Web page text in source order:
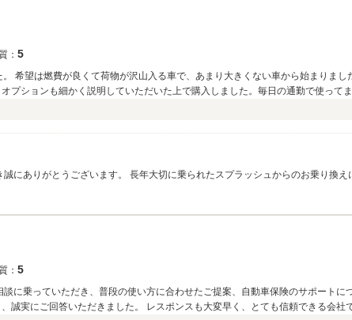
： 5
希望は燃費が良くて荷物が沢山入る車で、あまり大きくない車から始まりまし
プションも細かく説明していただいた上で購入しました。毎日の通勤で使って
に車選びからして頂いてありがとうございました。
： 5
に乗っていただき、普段の使い方に合わせたご提案、自動車保険のサポートに
実にご回答いただきました。 レスポンスも大変早く、とても信頼できる会社で